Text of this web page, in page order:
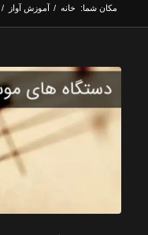
مکان شما: خانه / آموزش آواز /